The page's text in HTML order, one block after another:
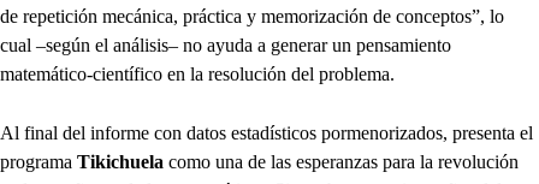
de repetición mecánica, práctica y memorización de conceptos”, lo
cual –según el análisis– no ayuda a generar un pensamiento
matemático-científico en la resolución del problema.
Al final del informe con datos estadísticos pormenorizados, presenta el
programa Tikichuela como una de las esperanzas para la revolución